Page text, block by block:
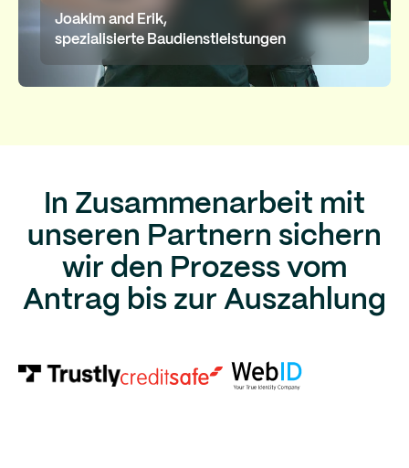
Joakim and Erik,
spezialisierte Baudienstleistungen
In Zusammenarbeit mit
unseren Partnern sichern
wir den Prozess vom
Antrag bis zur Auszahlung